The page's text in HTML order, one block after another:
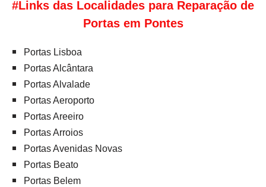
#Links das Localidades para Reparação de
Portas em Pontes
Portas Lisboa
Portas Alcântara
Portas Alvalade
Portas Aeroporto
Portas Areeiro
Portas Arroios
Portas Avenidas Novas
Portas Beato
Portas Belem